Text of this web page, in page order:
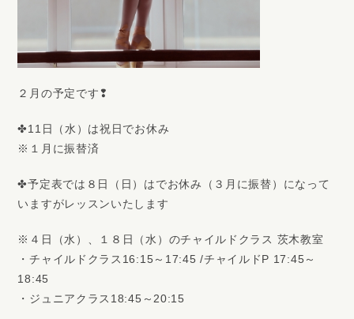
２月の予定です❢
✤11日（水）は祝日でお休み
※１月に振替済
✤予定表では８日（日）はでお休み（３月に振替）になって
いますがレッスンいたします
※４日（水）、１８日（水）のチャイルドクラス 茨木教室
・チャイルドクラス16:15～17:45 /チャイルドP 17:45～
18:45
・ジュニアクラス18:45～20:15